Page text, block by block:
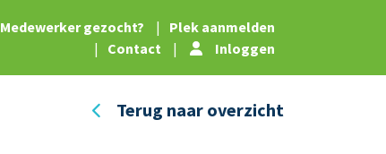
Medewerker gezocht? |
Plek aanmelden
|
Contact | Inloggen
Terug naar overzicht